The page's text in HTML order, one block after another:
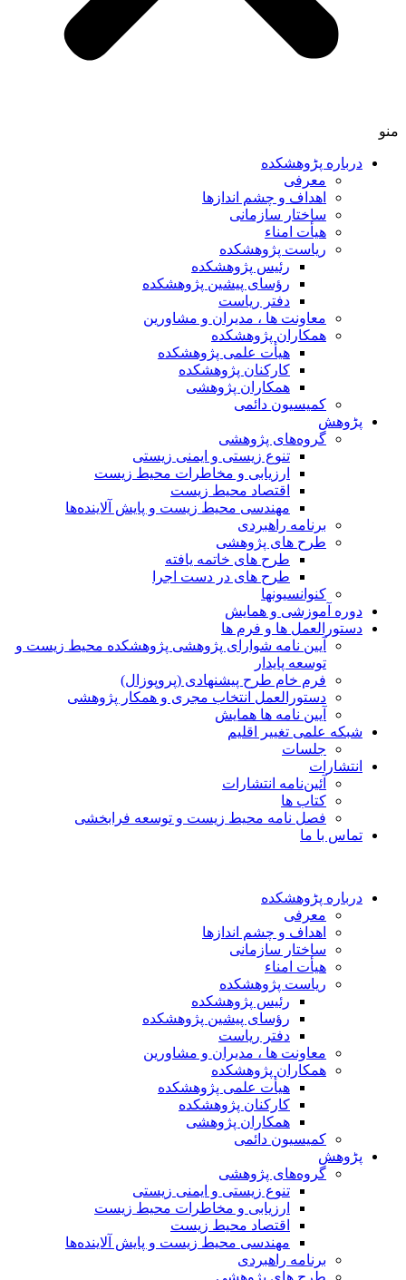
منو
درباره پڑوهشکده
معرفی
اهداف و چشم اندازها
ساختار سازمانی
هیأت امناء
ریاست پژوهشکده
رئیس پژوهشکده
رؤسای پیشین پژوهشکده
دفتر ریاست
معاونت ها ، مدیران و مشاورین
همکاران پژوهشکده
هیأت علمی پژوهشکده
کارکنان پژوهشکده
همکاران پژوهشی
کمیسیون دائمی
پڑوهش
گروه‌های پژوهشی
تنوع زیستی و ایمنی زیستی
ارزیابی و مخاطرات محیط زیست
اقتصاد محیط زیست
مهندسی محیط زیست و پایش آلاینده‌ها
برنامه راهبردی
طرح های پژوهشی
طرح های خاتمه یافته
طرح های در دست اجرا
کنوانسیونها
دوره آموزشی و همایش
دستورالعمل ها و فرم ها
آیین نامه شوارای پژوهشی پژوهشکده محیط زیست و
توسعه پایدار
فرم خام طرح پیشنهادی (پروپوزال)
دستورالعمل انتخاب مجری و همکار پژوهشی
آیین نامه ها همایش
شبکه علمی تغییر اقلیم
جلسات
انتشارات
آئین‌نامه انتشارات
کتاب ها
فصل نامه محیط زیست و توسعه فرابخشی
تماس با ما
درباره پڑوهشکده
معرفی
اهداف و چشم اندازها
ساختار سازمانی
هیأت امناء
ریاست پژوهشکده
رئیس پژوهشکده
رؤسای پیشین پژوهشکده
دفتر ریاست
معاونت ها ، مدیران و مشاورین
همکاران پژوهشکده
هیأت علمی پژوهشکده
کارکنان پژوهشکده
همکاران پژوهشی
کمیسیون دائمی
پڑوهش
گروه‌های پژوهشی
تنوع زیستی و ایمنی زیستی
ارزیابی و مخاطرات محیط زیست
اقتصاد محیط زیست
مهندسی محیط زیست و پایش آلاینده‌ها
برنامه راهبردی